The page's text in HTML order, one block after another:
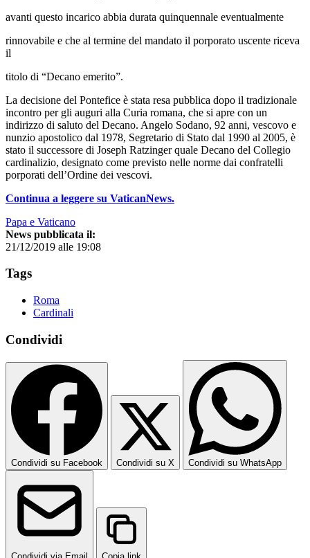
avanti questo incarico abbia durata quinquennale eventualmente
rinnovabile e che al termine del mandato il porporato uscente riceva
il
titolo di “Decano emerito”.
La decisione del Pontefice è stata resa pubblica dopo il tradizionale
incontro per gli auguri alla Curia romana, che si apre con un
indirizzo di saluto del Decano. Angelo Sodano, 92 anni, vescovo e
nunzio apostolico dal 1978, Segretario di Stato dal 1990 al 2005, è
stato il successore di Joseph Ratzinger quale Decano del Collegio
cardinalizio, designato come previsto nelle norme dai confratelli
porporati dell’Ordine dei vescovi.
Continua a leggere su VaticanNews.
Papa e Vaticano
News pubblicata il:
21/12/2019 alle 19:08
Tags
Roma
Cardinali
Condividi
Condividi su Facebook Condividi su X Condividi su WhatsApp